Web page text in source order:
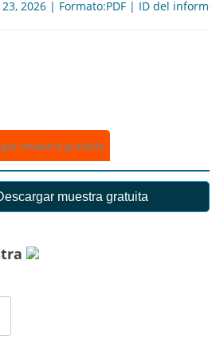
2026 | Formato:PDF | ID del
muestra gratuita
muestra gratuita